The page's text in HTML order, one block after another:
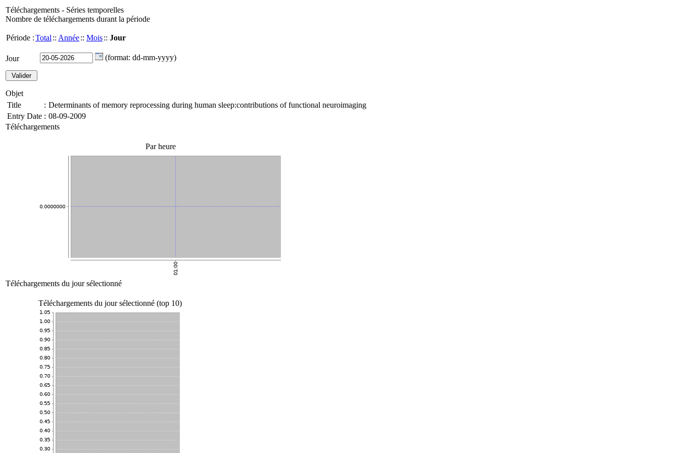
Téléchargements - Séries temporelles
Nombre de téléchargements durant la période
Période :Total :: Année:: Mois:: Jour
Jour (format: dd-mm-yyyy)
Objet
Title
: Determinants of memory reprocessing during human sleep:contributions of functional neuroimaging
Entry Date : 08-09-2009
Téléchargements
Par heure
Téléchargements du jour sélectionné
Téléchargements du jour sélectionné (top 10)